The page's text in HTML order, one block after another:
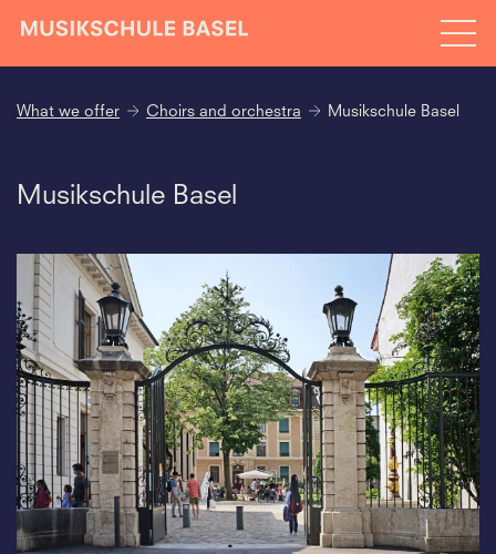
What we offer Choirs and orchestra Musikschule Basel
Musikschule Basel